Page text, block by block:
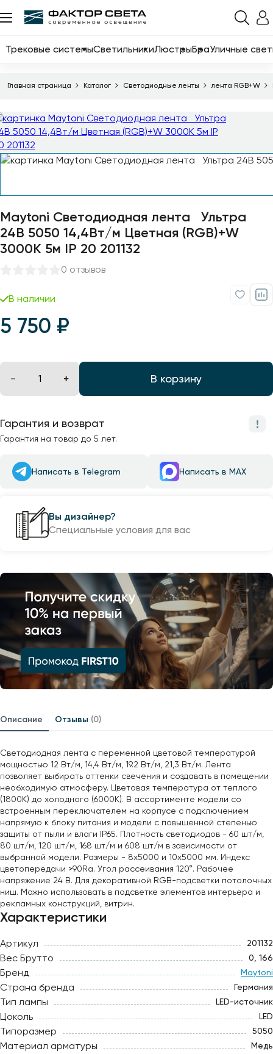
Трековые системыСветильникиЛюстрыБраУличные
Главная страница Каталог Светодиодные ленты лента RGB+W
Maytoni Светодиодная лента Ультра
24В 5050 14,4Вт/м Цветная (RGB)+W
3000К 5м IP 20 201132
0 отзывов
В наличии
5 750 ₽
В корзину
Гарантия и возврат
Гарантия на товар до 5 лет.
Написать в Telegram Написать в MAX
Вы дизайнер?
Специальные условия для вас
Описание Отзывы (0)
Светодиодная лента с переменной цветовой температурой
мощностью 12 Вт/м, 14,4 Вт/м, 19.2 Вт/м, 21,3 Вт/м. Лента
позволяет выбирать оттенки свечения и создавать в помещении
необходимую атмосферу. Цветовая температура от теплого
(1800К) до холодного (6000К). В ассортименте модели со
встроенным переключателем на корпусе с подключением
напрямую к блоку питания и модели с повышенной степенью
защиты от пыли и влаги IP65. Плотность светодиодов - 60 шт/м,
80 шт/м, 120 шт/м, 168 шт/м и 608 шт/м в зависимости от
выбранной модели. Размеры - 8х5000 и 10х5000 мм. Индекс
цветопередачи >90Ra. Угол рассеивания 120°. Рабочее
напряжение 24 В. Для декоративной RGB-подсветки потолочных
ниш. Можно использовать в подсветке элементов интерьера и
рекламных конструкций, витрин.
Характеристики
Артикул 201132
Вес Брутто 0, 166
Бренд Maytoni
Страна бренда Германия
Тип лампы LED-источник
Цоколь LED
Типоразмер 5050
Материал арматуры Медь
Назад
Каталог
Люстры
Бра
Уличные светильники
Светодиодные ленты
Торшеры
Лампочки